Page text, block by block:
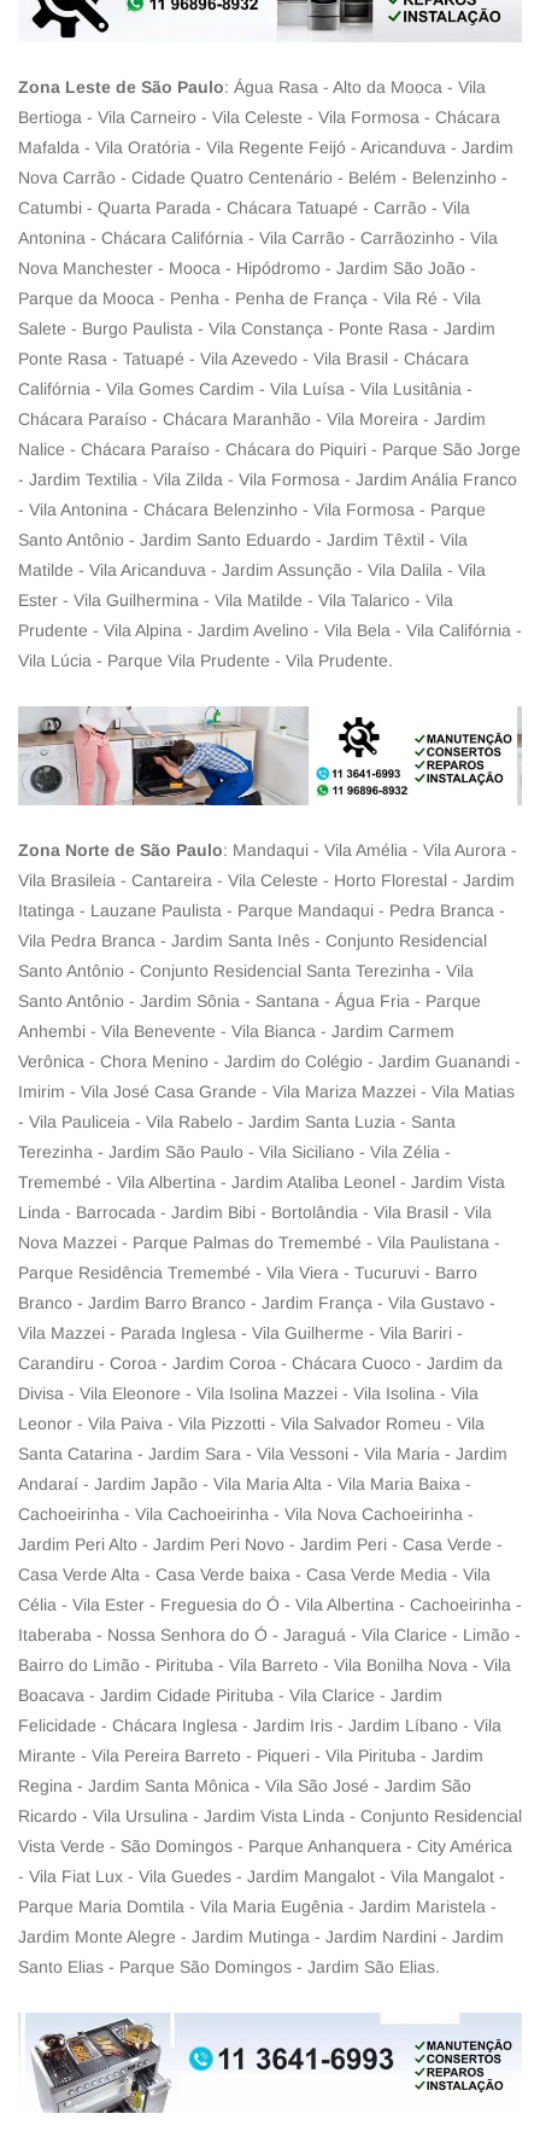
Zona Leste de São Paulo: Água Rasa - Alto da Mooca - Vila
Bertioga - Vila Carneiro - Vila Celeste - Vila Formosa - Chácara
Mafalda - Vila Oratória - Vila Regente Feijó - Aricanduva - Jardim
Nova Carrão - Cidade Quatro Centenário - Belém - Belenzinho -
Catumbi - Quarta Parada - Chácara Tatuapé - Carrão - Vila
Antonina - Chácara Califórnia - Vila Carrão - Carrãozinho - Vila
Nova Manchester - Mooca - Hipódromo - Jardim São João -
Parque da Mooca - Penha - Penha de França - Vila Ré - Vila
Salete - Burgo Paulista - Vila Constança - Ponte Rasa - Jardim
Ponte Rasa - Tatuapé - Vila Azevedo - Vila Brasil - Chácara
Califórnia - Vila Gomes Cardim - Vila Luísa - Vila Lusitânia -
Chácara Paraíso - Chácara Maranhão - Vila Moreira - Jardim
Nalice - Chácara Paraíso - Chácara do Piquiri - Parque São Jorge
- Jardim Textilia - Vila Zilda - Vila Formosa - Jardim Anália Franco
- Vila Antonina - Chácara Belenzinho - Vila Formosa - Parque
Santo Antônio - Jardim Santo Eduardo - Jardim Têxtil - Vila
Matilde - Vila Aricanduva - Jardim Assunção - Vila Dalila - Vila
Ester - Vila Guilhermina - Vila Matilde - Vila Talarico - Vila
Prudente - Vila Alpina - Jardim Avelino - Vila Bela - Vila Califórnia -
Vila Lúcia - Parque Vila Prudente - Vila Prudente.
Zona Norte de São Paulo: Mandaqui - Vila Amélia - Vila Aurora -
Vila Brasileia - Cantareira - Vila Celeste - Horto Florestal - Jardim
Itatinga - Lauzane Paulista - Parque Mandaqui - Pedra Branca -
Vila Pedra Branca - Jardim Santa Inês - Conjunto Residencial
Santo Antônio - Conjunto Residencial Santa Terezinha - Vila
Santo Antônio - Jardim Sônia - Santana - Água Fria - Parque
Anhembi - Vila Benevente - Vila Bianca - Jardim Carmem
Verônica - Chora Menino - Jardim do Colégio - Jardim Guanandi -
Imirim - Vila José Casa Grande - Vila Mariza Mazzei - Vila Matias
- Vila Pauliceia - Vila Rabelo - Jardim Santa Luzia - Santa
Terezinha - Jardim São Paulo - Vila Siciliano - Vila Zélia -
Tremembé - Vila Albertina - Jardim Ataliba Leonel - Jardim Vista
Linda - Barrocada - Jardim Bibi - Bortolândia - Vila Brasil - Vila
Nova Mazzei - Parque Palmas do Tremembé - Vila Paulistana -
Parque Residência Tremembé - Vila Viera - Tucuruvi - Barro
Branco - Jardim Barro Branco - Jardim França - Vila Gustavo -
Vila Mazzei - Parada Inglesa - Vila Guilherme - Vila Bariri -
Carandiru - Coroa - Jardim Coroa - Chácara Cuoco - Jardim da
Divisa - Vila Eleonore - Vila Isolina Mazzei - Vila Isolina - Vila
Leonor - Vila Paiva - Vila Pizzotti - Vila Salvador Romeu - Vila
Santa Catarina - Jardim Sara - Vila Vessoni - Vila Maria - Jardim
Andaraí - Jardim Japão - Vila Maria Alta - Vila Maria Baixa -
Cachoeirinha - Vila Cachoeirinha - Vila Nova Cachoeirinha -
Jardim Peri Alto - Jardim Peri Novo - Jardim Peri - Casa Verde -
Casa Verde Alta - Casa Verde baixa - Casa Verde Media - Vila
Célia - Vila Ester - Freguesia do Ó - Vila Albertina - Cachoeirinha -
Itaberaba - Nossa Senhora do Ó - Jaraguá - Vila Clarice - Limão -
Bairro do Limão - Pirituba - Vila Barreto - Vila Bonilha Nova - Vila
Boacava - Jardim Cidade Pirituba - Vila Clarice - Jardim
Felicidade - Chácara Inglesa - Jardim Iris - Jardim Líbano - Vila
Mirante - Vila Pereira Barreto - Piqueri - Vila Pirituba - Jardim
Regina - Jardim Santa Mônica - Vila São José - Jardim São
Ricardo - Vila Ursulina - Jardim Vista Linda - Conjunto Residencial
Vista Verde - São Domingos - Parque Anhanquera - City América
- Vila Fiat Lux - Vila Guedes - Jardim Mangalot - Vila Mangalot -
Parque Maria Domtila - Vila Maria Eugênia - Jardim Maristela -
Jardim Monte Alegre - Jardim Mutinga - Jardim Nardini - Jardim
Santo Elias - Parque São Domingos - Jardim São Elias.